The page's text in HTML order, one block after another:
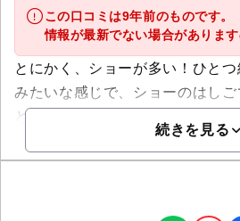
この口コミは9年前のものです。
情報が最新でない場合があります
とにかく、ショーが多い！ひとつ
みたいな感じで、ショーのはし
ど、比較的空...
続きを見る